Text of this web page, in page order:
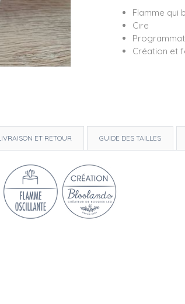
Flamme qui
Cire
Création et
ET RETOUR GUIDE DES TAILLES